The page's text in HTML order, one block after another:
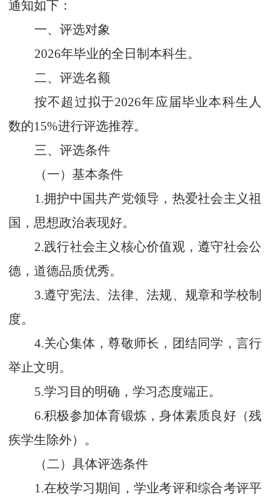
通知如下：
一、评选对象
2026年毕业的全日制本科生。
二、评选名额
按不超过拟于2026年应届毕业本科生人
数的15%进行评选推荐。
三、评选条件
（一）基本条件
1.拥护中国共产党领导，热爱社会主义祖
国，思想政治表现好。
2.践行社会主义核心价值观，遵守社会公
德，道德品质优秀。
3.遵守宪法、法律、法规、规章和学校制
度。
4.关心集体，尊敬师长，团结同学，言行
举止文明。
5.学习目的明确，学习态度端正。
6.积极参加体育锻炼，身体素质良好（残
疾学生除外）。
（二）具体评选条件
1.在校学习期间，学业考评和综合考评平